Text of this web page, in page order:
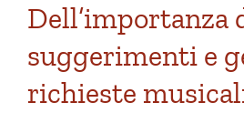
latere
Terra
Dell’importanza
suggerimenti e
richieste